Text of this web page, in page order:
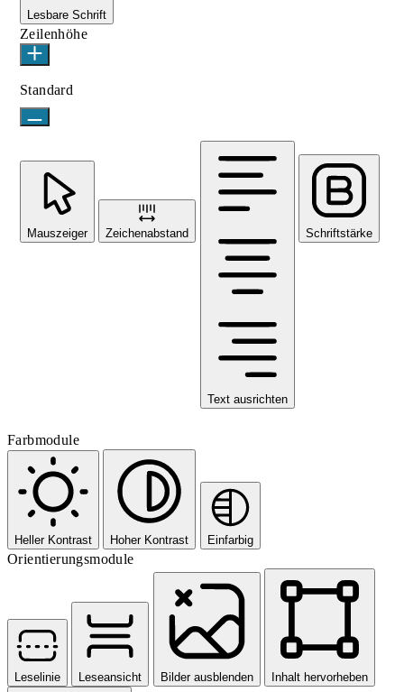
Lesbare Schrift
Zeilenhöhe
Standard
Mauszeiger Zeichenabstand
Text ausrichten
Schriftstärke
Farbmodule
Heller Kontrast Hoher Kontrast Einfarbig
Orientierungsmodule
Leselinie Leseansicht Bilder ausblenden Inhalt hervorheben